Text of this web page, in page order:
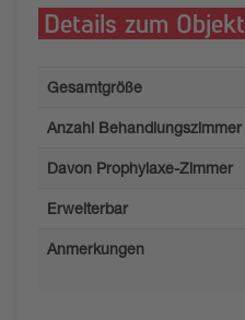
Details zum Objekt
Gesamtgröße
Anzahl Behandlungszimmer
Davon Prophylaxe-Zimmer
Erweiterbar
Anmerkungen